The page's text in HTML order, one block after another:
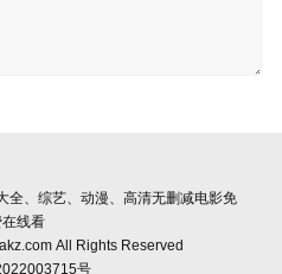
全、综艺、动漫、高清无删减电影免
在线看
All Rights Reserved
号